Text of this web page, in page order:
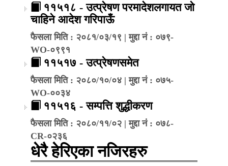
११५१८ - उत्प्रेषण परमादेशलगायत जो
चाहिने आदेश गरिपाऊँ
फैसला मिति : २०८१/०३/१९ | मुद्दा नं : ०७९-
WO-०९९१
११५१७ - उत्प्रेषणसमेत
फैसला मिति : २०८०/१०/०४ | मुद्दा नं : ०७५-
WO-००३४
११५१६ - सम्पत्ति शुद्धीकरण
फैसला मिति : २०८०/११/०२ | मुद्दा नं : ०७८-
CR-०२३६
धेरै हेरिएका नजिरहरु